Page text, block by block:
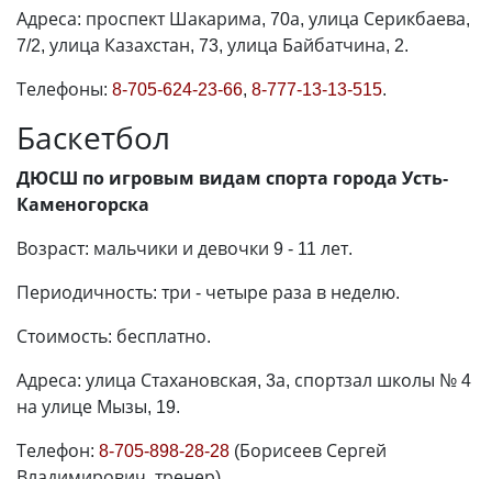
Адреса: проспект Шакарима, 70а, улица Серикбаева,
7/2, улица Казахстан, 73, улица Байбатчина, 2.
Телефоны: 8-705-624-23-66, 8-777-13-13-515.
Баскетбол
ДЮСШ по игровым видам спорта города Усть-
Каменогорска
Возраст: мальчики и девочки 9 - 11 лет.
Периодичность: три - четыре раза в неделю.
Стоимость: бесплатно.
Адреса: улица Стахановская, 3а, спортзал школы № 4
на улице Мызы, 19.
Телефон: 8-705-898-28-28 (Борисеев Сергей